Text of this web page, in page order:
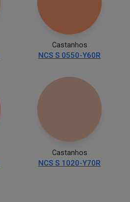
Castanhos
NCS S 0550-Y60R
Castanhos
NCS S 1020-Y70R